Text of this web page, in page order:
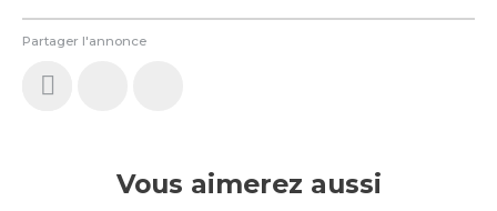
Partager l'annonce
Vous aimerez aussi